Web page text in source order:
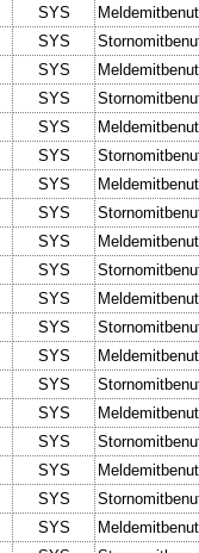
SYS
SYS
SYS
SYS
SYS
SYS
SYS
SYS
SYS
SYS
SYS
SYS
SYS
SYS
SYS
SYS
SYS
SYS
SYS